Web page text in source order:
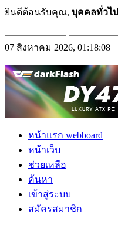
ยินดีต้อนรับคุณ, บุคคลทั่วไป
07 สิงหาคม 2026, 01:18:08
หน้าแรก webboard
หน้าเว็บ
ช่วยเหลือ
ค้นหา
เข้าสู่ระบบ
สมัครสมาชิก